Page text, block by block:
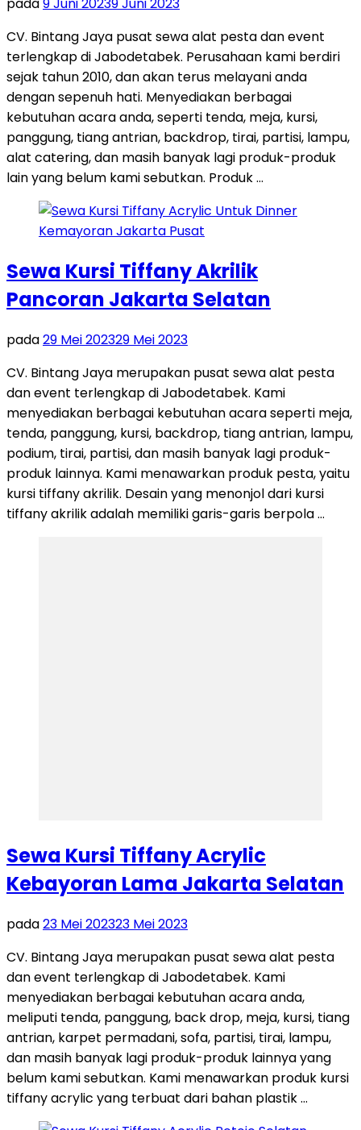
CV. Bintang Jaya pusat sewa alat pesta dan event
terlengkap di Jabodetabek. Perusahaan kami berdiri
sejak tahun 2010, dan akan terus melayani anda
dengan sepenuh hati. Menyediakan berbagai
kebutuhan acara anda, seperti tenda, meja, kursi,
panggung, tiang antrian, backdrop, tirai, partisi, lampu,
alat catering, dan masih banyak lagi produk-produk
lain yang belum kami sebutkan. Produk …
Sewa Kursi Tiffany Akrilik
Pancoran Jakarta Selatan
pada29 Mei 202329 Mei 2023
CV. Bintang Jaya merupakan pusat sewa alat pesta
dan event terlengkap di Jabodetabek. Kami
menyediakan berbagai kebutuhan acara seperti meja,
tenda, panggung, kursi, backdrop, tiang antrian, lampu,
podium, tirai, partisi, dan masih banyak lagi produk-
produk lainnya. Kami menawarkan produk pesta, yaitu
kursi tiffany akrilik. Desain yang menonjol dari kursi
tiffany akrilik adalah memiliki garis-garis berpola …
Sewa Kursi Tiffany Acrylic
Kebayoran Lama Jakarta Selatan
pada23 Mei 202323 Mei 2023
CV. Bintang Jaya merupakan pusat sewa alat pesta
dan event terlengkap di Jabodetabek. Kami
menyediakan berbagai kebutuhan acara anda,
meliputi tenda, panggung, back drop, meja, kursi, tiang
antrian, karpet permadani, sofa, partisi, tirai, lampu,
dan masih banyak lagi produk-produk lainnya yang
belum kami sebutkan. Kami menawarkan produk kursi
tiffany acrylic yang terbuat dari bahan plastik …